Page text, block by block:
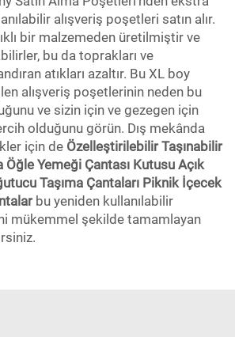
alışveriş poşetleri satın alır.
bir malzemeden üretilmiştir ve
bu da toprakları ve
atıkları azaltır. Bu XL boy
alışveriş poşetlerinin neden bu
ve sizin için ve gezegen için
olduğunu görün. Dış mekânda
için de Özelleştirilebilir Taşınabilir
Yemeği Çantası Kutusu Açık
Taşıma Çantaları Piknik İçecek
bu yeniden kullanılabilir
mükemmel şekilde tamamlayan